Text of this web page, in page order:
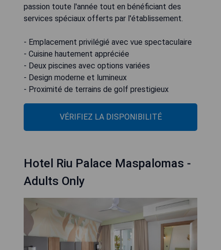
passion toute l'année tout en bénéficiant des
services spéciaux offerts par l'établissement.
- Emplacement privilégié avec vue spectaculaire
- Cuisine hautement appréciée
- Deux piscines avec options variées
- Design moderne et lumineux
- Proximité de terrains de golf prestigieux
VÉRIFIEZ LA DISPONIBILITÉ
Hotel Riu Palace Maspalomas -
Adults Only